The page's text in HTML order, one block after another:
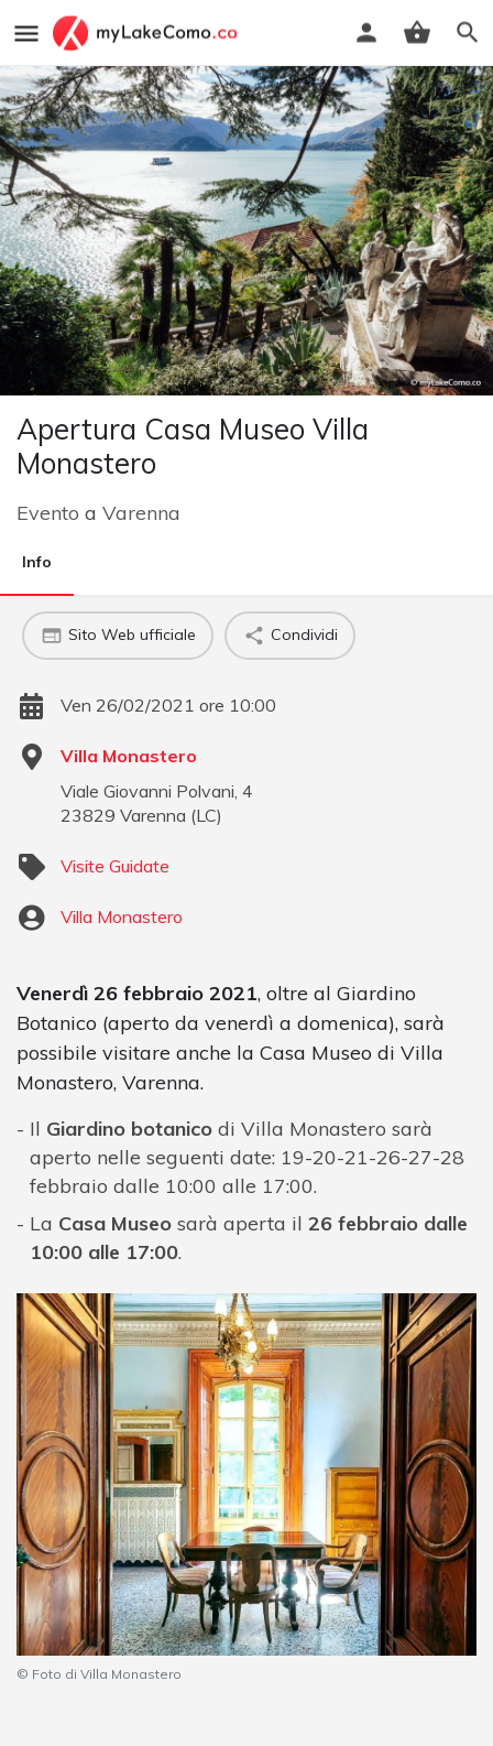
Apertura Casa Museo Villa
Monastero
Evento a Varenna
Info
Sito Web ufficiale Condividi
Ven 26/02/2021 ore 10:00
Villa Monastero
Viale Giovanni Polvani, 4
23829 Varenna (LC)
Visite Guidate
Villa Monastero
Venerdì 26 febbraio 2021, oltre al Giardino
Botanico (aperto da venerdì a domenica), sarà
possibile visitare anche la Casa Museo di Villa
Monastero, Varenna.
Il Giardino botanico di Villa Monastero sarà
aperto nelle seguenti date: 19-20-21-26-27-28
febbraio dalle 10:00 alle 17:00.
La Casa Museo sarà aperta il 26 febbraio dalle
10:00 alle 17:00.
© Foto di Villa Monastero